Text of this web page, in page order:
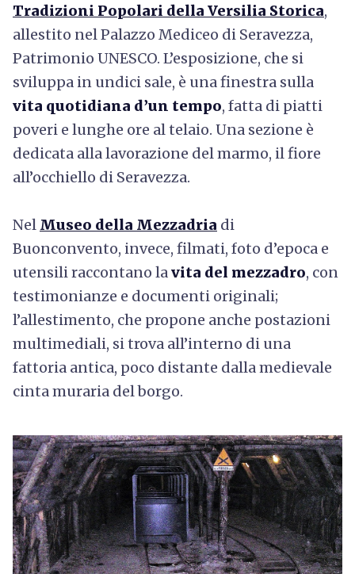
Tradizioni Popolari della Versilia Storica,
allestito nel Palazzo Mediceo di Seravezza,
Patrimonio UNESCO. L’esposizione, che si
sviluppa in undici sale, è una finestra sulla
vita quotidiana d’un tempo, fatta di piatti
poveri e lunghe ore al telaio. Una sezione è
dedicata alla lavorazione del marmo, il fiore
all’occhiello di Seravezza.
Nel Museo della Mezzadria di
Buonconvento, invece, filmati, foto d’epoca e
utensili raccontano lavita del mezzadro, con
testimonianze e documenti originali;
l’allestimento, che propone anche postazioni
multimediali, si trova all’interno di una
fattoria antica, poco distante dalla medievale
cinta muraria del borgo.